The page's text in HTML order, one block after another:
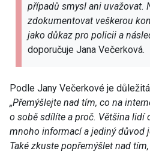
případů smysl ani uvažovat.
zdokumentovat veškerou
jako důkaz pro policii a
doporučuje Jana Večerková.
Podle Jany Večerkové je
„Přemýšlejte nad tím, co na
o sobě sdílíte a proč. Většina lidí
mnoho informací a jediný důvod
Také zkuste popřemýšlet nad